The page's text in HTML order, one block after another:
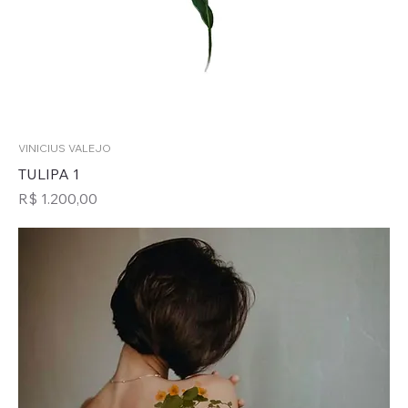
VINICIUS VALEJO
TULIPA 1
Preço
R$ 1.200,00